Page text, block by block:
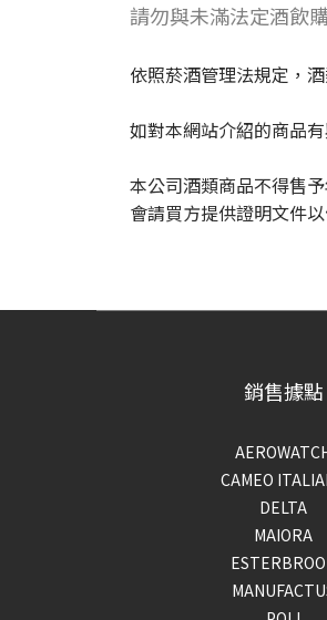
請勿與未滿法定酒飲
依照菸酒管理法規定，
如對本網站介紹的商品
本公司酒類商品不得售
會請買方提供證明文件
銷售據點
CAMEO
DELTA
MAIORA